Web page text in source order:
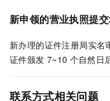
新申领的营业执照提
新办理的证件注册局实名
证件颁发 7~10 个自然日
联系方式相关问题